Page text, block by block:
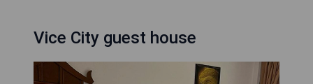
Vice City guest house